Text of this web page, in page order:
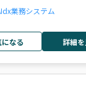
dx業務システム
になる 詳細